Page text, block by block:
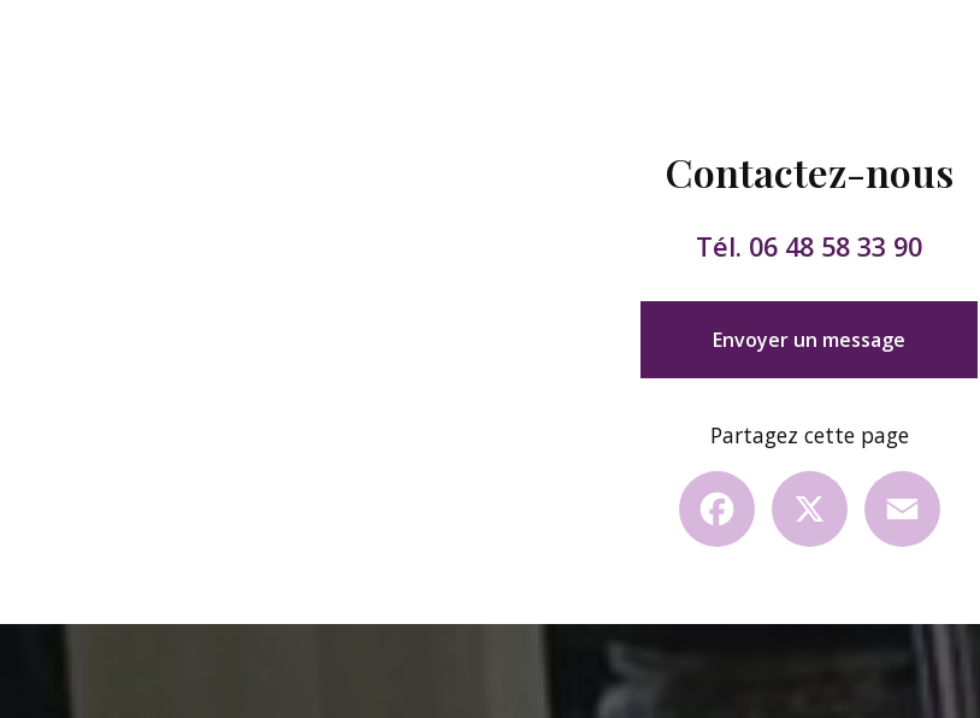
Contactez-nous
Tél. 06 48 58 33 90
Envoyer un message
Partagez cette page
Facebook